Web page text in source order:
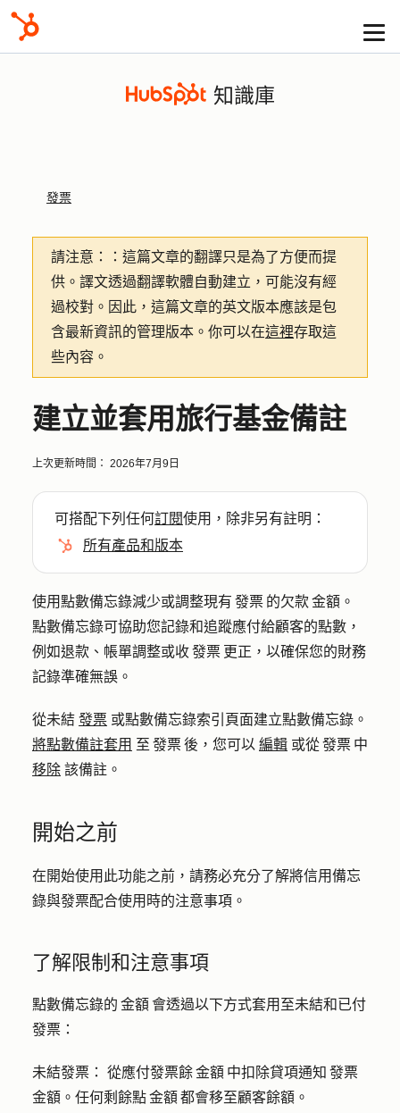
知識庫
發票
請注意：
：這篇文章的翻譯只是為了方便而提
供。譯文透過翻譯軟體自動建立，可能沒有經
過校對。因此，這篇文章的英文版本應該是包
含最新資訊的管理版本。你可以在這裡存取這
些內容。
建立並套用旅行基金備註
上次更新時間： 2026年7月9日
可搭配下列任何訂閱使用，除非另有註明：
所有產品和版本
使用點數備忘錄減少或調整現有 發票 的欠款 金額。
點數備忘錄可協助您記錄和追蹤應付給顧客的點數，
例如退款、帳單調整或收 發票 更正，以確保您的財務
記錄準確無誤。
從未結 發票 或點數備忘錄索引頁面建立點數備忘錄。
將點數備註套用 至 發票 後，您可以 編輯 或從 發票 中
移除 該備註。
開始之前
在開始使用此功能之前，請務必充分了解將信用備忘
錄與發票配合使用時的注意事項。
了解限制和注意事項
點數備忘錄的 金額 會透過以下方式套用至未結和已付
發票：
未結發票：
從應付發票餘 金額 中扣除貸項通知 發票
金額。任何剩餘點 金額 都會移至顧客餘額。